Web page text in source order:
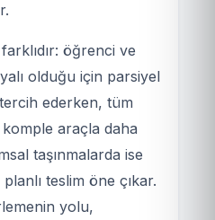
öğrenci ve
olduğu için parsiyel
ederken, tüm
araçla daha
taşınmalarda ise
teslim öne çıkar.
yolu,